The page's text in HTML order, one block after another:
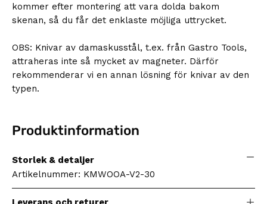
kommer efter montering att vara dolda bakom
skenan, så du får det enklaste möjliga uttrycket.
OBS: Knivar av damaskusstål, t.ex. från Gastro Tools,
attraheras inte så mycket av magneter. Därför
rekommenderar vi en annan lösning för knivar av den
typen.
Produktinformation
Storlek & detaljer
Artikelnummer: KMWOOA-V2-30